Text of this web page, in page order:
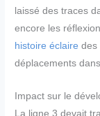
laissé des traces
encore les
histoire éclaire des
déplacements
Impact sur le
La ligne 3 devait